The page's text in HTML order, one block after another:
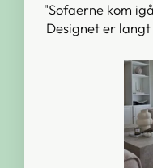
"Sofaerne kom
Designet er